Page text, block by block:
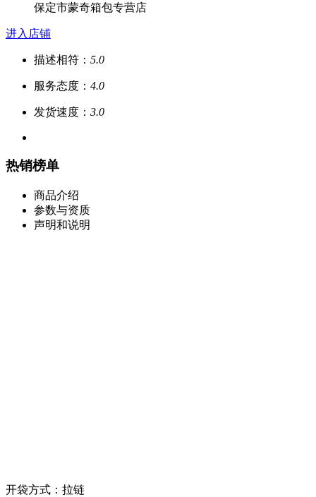
保定市蒙奇箱包专营店
进入店铺
描述相符： 5.0
服务态度： 4.0
发货速度： 3.0
热销榜单
商品介绍
参数与资质
声明和说明
开袋方式：拉链